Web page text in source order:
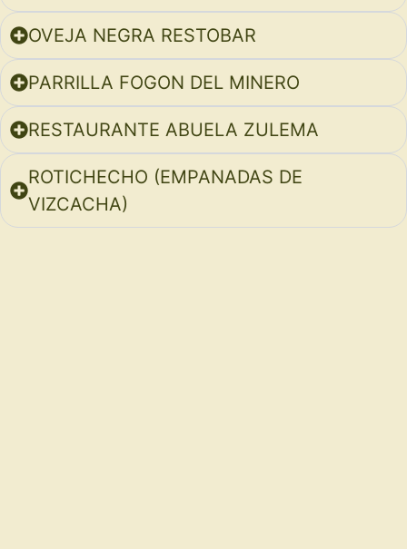
OVEJA NEGRA RESTOBAR
PARRILLA FOGON DEL MINERO
RESTAURANTE ABUELA ZULEMA
ROTICHECHO (EMPANADAS DE
VIZCACHA)